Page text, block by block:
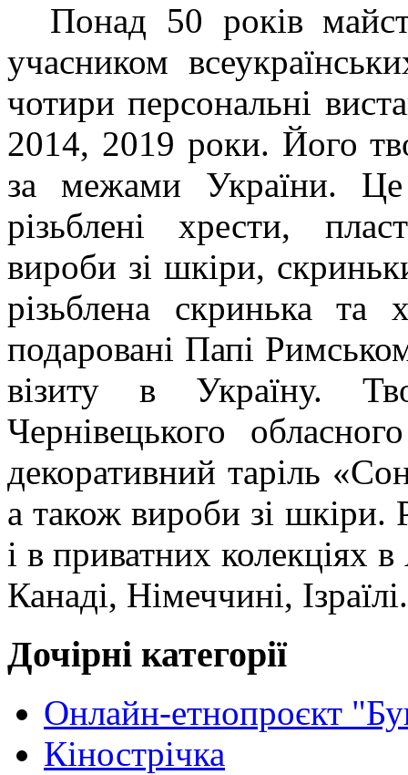
Понад 50 років
учасником
чотири персональні
2014, 2019 роки. Його
за межами України. Це
різьблені хрести,
вироби зі шкіри,
різьблена скринька та
подаровані Папі
візиту в Україну.
Чернівецького
декоративний таріль
а також вироби зі шкіри.
і в приватних колекціях
Канаді, Німеччині, Ізраїлі.
Дочірні категорії
Онлайн-етнопроєкт
Кінострічка